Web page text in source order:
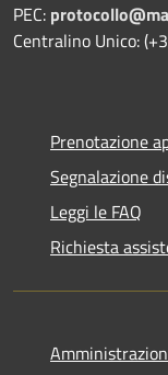
PEC:
Centralino Unico:
Prenotazione
Segnalazione
Leggi le FAQ
Richiesta